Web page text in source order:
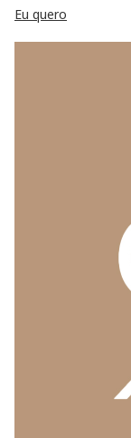
Eu quero